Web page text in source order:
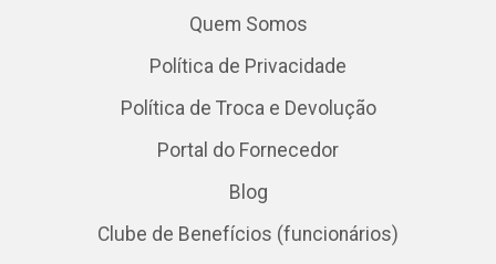
Quem Somos
Política de Privacidade
Política de Troca e Devolução
Portal do Fornecedor
Blog
Clube de Benefícios (funcionários)